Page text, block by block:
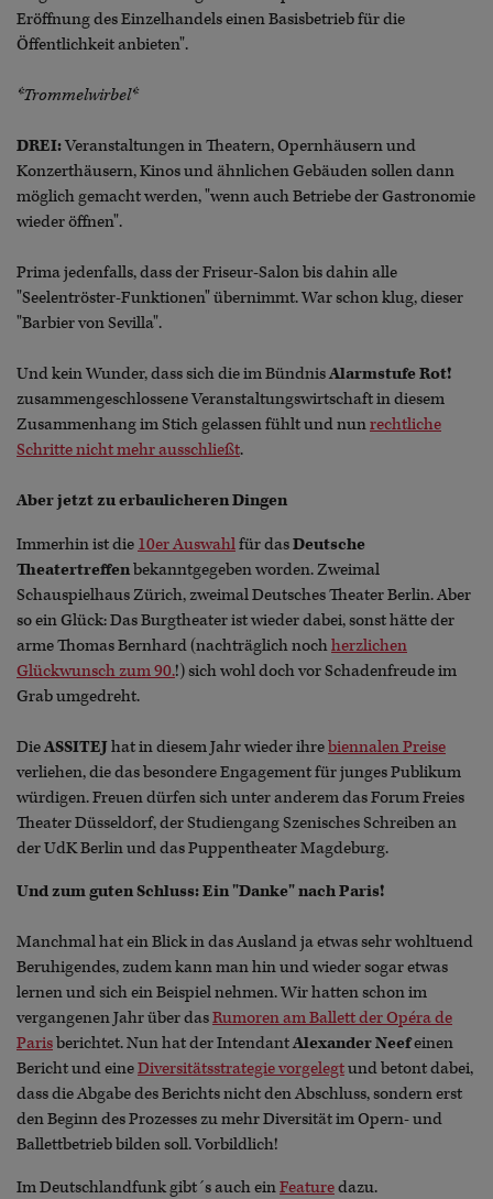
Eröffnung des Einzelhandels einen Basisbetrieb für die
Öffentlichkeit anbieten".
*Trommelwirbel*
DREI:Veranstaltungen in Theatern, Opernhäusern und
Konzerthäusern, Kinos und ähnlichen Gebäuden sollen dann
möglich gemacht werden, "wenn auch Betriebe der Gastronomie
wieder öffnen".
Prima jedenfalls, dass der Friseur-Salon bis dahin alle
"Seelentröster-Funktionen" übernimmt. War schon klug, dieser
"Barbier von Sevilla".
Und kein Wunder, dass sich die im BündnisAlarmstufe Rot!
zusammengeschlossene Veranstaltungswirtschaft in diesem
Zusammenhang im Stich gelassen fühlt und nunrechtliche
Schritte nicht mehr ausschließt.
Aber jetzt zu erbaulicheren Dingen
Immerhin ist die 10er Auswahlfür dasDeutsche
Theatertreffenbekanntgegeben worden. Zweimal
Schauspielhaus Zürich, zweimal Deutsches Theater Berlin. Aber
so ein Glück: Das Burgtheater ist wieder dabei, sonst hätte der
arme Thomas Bernhard (nachträglich nochherzlichen
Glückwunsch zum 90.!) sich wohl doch vor Schadenfreude im
Grab umgedreht.
DieASSITEJhat in diesem Jahr wieder ihrebiennalen Preise
verliehen, die das besondere Engagement für junges Publikum
würdigen. Freuen dürfen sich unter anderem das Forum Freies
Theater Düsseldorf, der Studiengang Szenisches Schreiben an
der UdK Berlin und das Puppentheater Magdeburg.
Und zum guten Schluss: Ein "Danke" nach Paris!
Manchmal hat ein Blick in das Ausland ja etwas sehr wohltuend
Beruhigendes, zudem kann man hin und wieder sogar etwas
lernen und sich ein Beispiel nehmen. Wir hatten schon im
vergangenen Jahr über dasRumoren am Ballett der Opéra de
Parisberichtet. Nun hat der IntendantAlexander Neefeinen
Bericht und eineDiversitätsstrategie vorgelegtund betont dabei,
dass die Abgabe des Berichts nicht den Abschluss, sondern erst
den Beginn des Prozesses zu mehr Diversität im Opern- und
Ballettbetrieb bilden soll. Vorbildlich!
Im Deutschlandfunk gibt´s auch einFeaturedazu.